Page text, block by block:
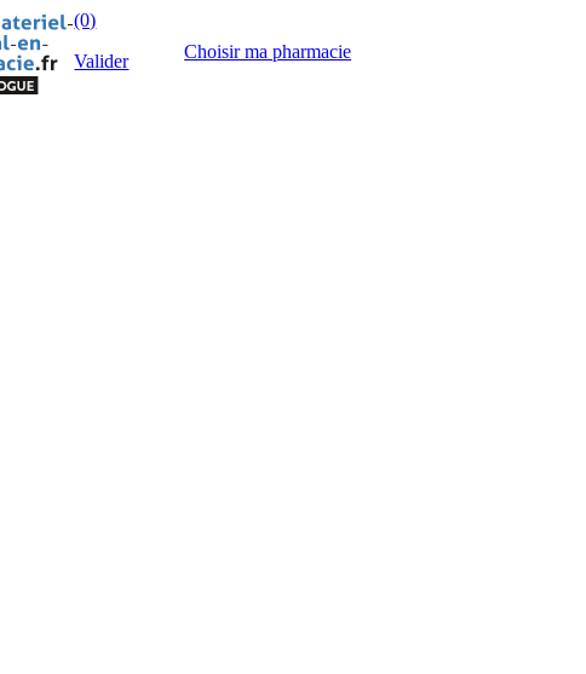
(0)
Valider
Choisir ma pharmacie